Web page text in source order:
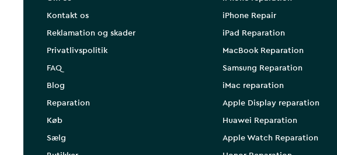
Kontakt os
Reklamation og skader
Privatlivspolitik
FAQ
Blog
Reparation
Køb
Sælg
iPhone Repair
iPad Reparation
MacBook Reparation
Samsung Reparation
iMac reparation
Apple Display reparation
Huawei Reparation
Apple Watch Reparation